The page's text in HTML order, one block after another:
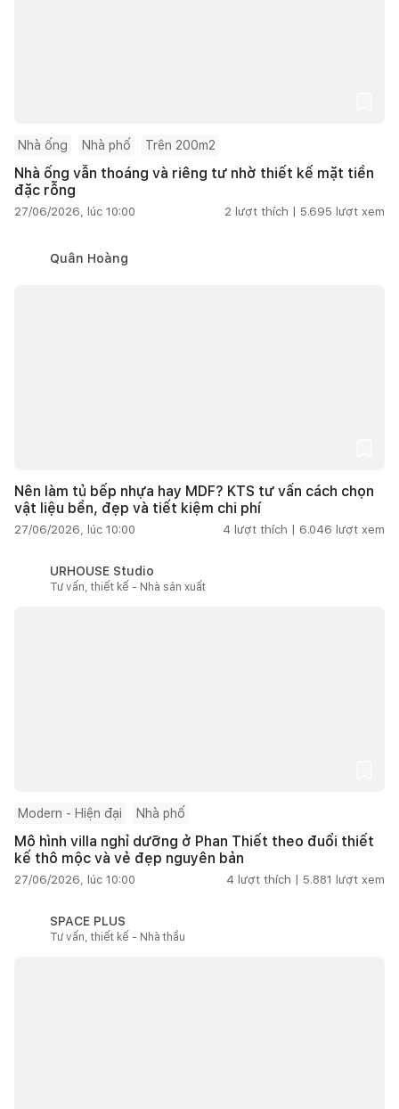
Nhà ống Nhà phố Trên 200m2
Nhà ống vẫn thoáng và riêng tư nhờ thiết kế mặt tiền
đặc rỗng
27/06/2026, lúc 10:00 2 lượt thích | 5.695 lượt xem
Quân Hoàng
Nên làm tủ bếp nhựa hay MDF? KTS tư vấn cách chọn
vật liệu bền, đẹp và tiết kiệm chi phí
27/06/2026, lúc 10:00 4 lượt thích | 6.046 lượt xem
URHOUSE Studio
Tư vấn, thiết kế - Nhà sản xuất
Modern - Hiện đại Nhà phố
Mô hình villa nghỉ dưỡng ở Phan Thiết theo đuổi thiết
kế thô mộc và vẻ đẹp nguyên bản
27/06/2026, lúc 10:00 4 lượt thích | 5.881 lượt xem
SPACE PLUS
Tư vấn, thiết kế - Nhà thầu